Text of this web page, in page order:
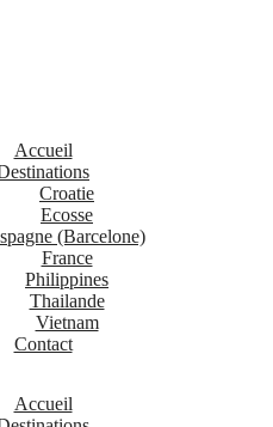
Accueil
Croatie
Ecosse
(Barcelone)
France
Philippines
Thailande
Vietnam
Contact
Accueil